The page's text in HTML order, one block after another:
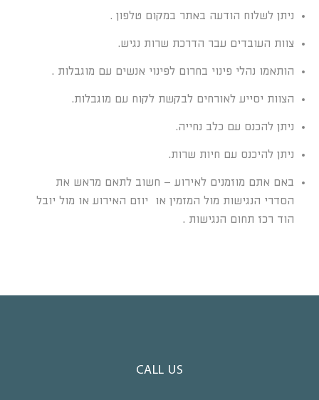
ניתן לשלוח הודעה באתר במקום טלפון .
צוות העובדים עבר הדרכת שרות נגיש.
הותאמו נהלי פינוי בחרום לפינוי אנשים עם מוגבלות .
הצוות יסייע לאורחים לבקשת לקוח עם מוגבלות.
ניתן להכנס עם כלב נחייה.
ניתן להיכנס עם חיות שרות.
באם אתם מוזמנים לאירוע – חשוב לתאם מראש את
הסדרי הנגישות מול המזמין או יוזם האירוע או מול יובל
הוד רכז תחום הנגישות .
CALL US